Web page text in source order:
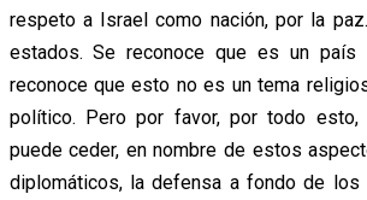
respeto a Israel como nación, por la
estados. Se reconoce que es un país
reconoce que esto no es un tema
político. Pero por favor, por todo esto,
puede ceder, en nombre de estos
diplomáticos, la defensa a fondo de los